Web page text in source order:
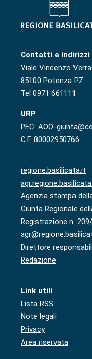
Contatti e indirizzi
Viale Vincenzo
85100 Potenza PZ
Tel 0971 661111
URP
PEC: AOO-
C.F. 80002950766
regione.basilicata.it
Agenzia stampa
Giunta Regionale
Registrazione n.
Direttore
Redazione
Link utili
Lista RSS
Note legali
Privacy
Area riservata